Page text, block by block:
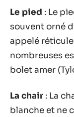
Le pied : Le
souvent orné
appelé
nombreuses
bolet amer
La chair : La
blanche et ne